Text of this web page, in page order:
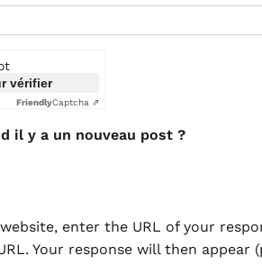
vérifier
FriendlyCaptcha ⇗
il y a un nouveau post ?
enter the URL of your
Your response will then appear